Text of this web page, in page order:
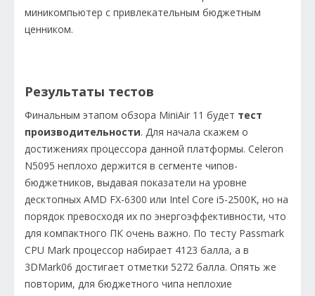
миникомпьютер с привлекательным бюджетным
ценником.
Результаты тестов
Финальным этапом обзора MiniAir 11 будет тест
производительности. Для начала скажем о
достижениях процессора данной платформы. Celeron
N5095 неплохо держится в сегменте чипов-
бюджетников, выдавая показатели на уровне
десктопных AMD FX-6300 или Intel Core i5-2500K, но на
порядок превосходя их по энергоэффективности, что
для компактного ПК очень важно. По тесту Passmark
CPU Mark процессор набирает 4123 балла, а в
3DMark06 достигает отметки 5272 балла. Опять же
повторим, для бюджетного чипа неплохие